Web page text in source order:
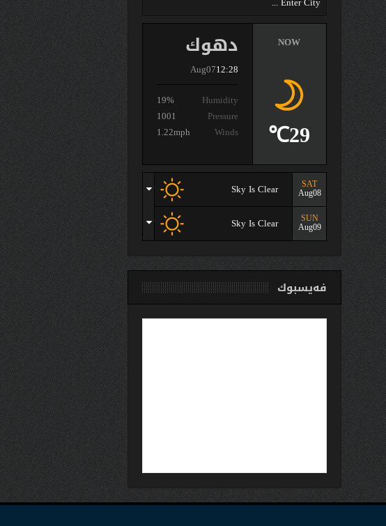
دهوك
Aug0712:28
Humidity
19%
Pressure
1001
Winds
1.22mph
NOW
29℃
SAT
Aug08
Sky Is Clear
SUN
Aug09
Sky Is Clear
فەیسبوك